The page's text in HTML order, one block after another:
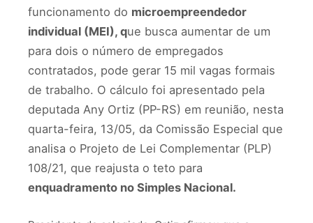
funcionamento do microempreendedor
individual (MEI), que busca aumentar de um
para dois o número de empregados
contratados, pode gerar 15 mil vagas formais
de trabalho. O cálculo foi apresentado pela
deputada Any Ortiz (PP-RS) em reunião, nesta
quarta-feira, 13/05, da Comissão Especial que
analisa o Projeto de Lei Complementar (PLP)
108/21, que reajusta o teto para
enquadramento no Simples Nacional.